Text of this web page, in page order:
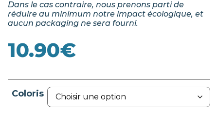
Dans le cas contraire, nous prenons parti de
réduire au minimum notre impact écologique, et
aucun packaging ne sera fourni.
10.90€
Coloris